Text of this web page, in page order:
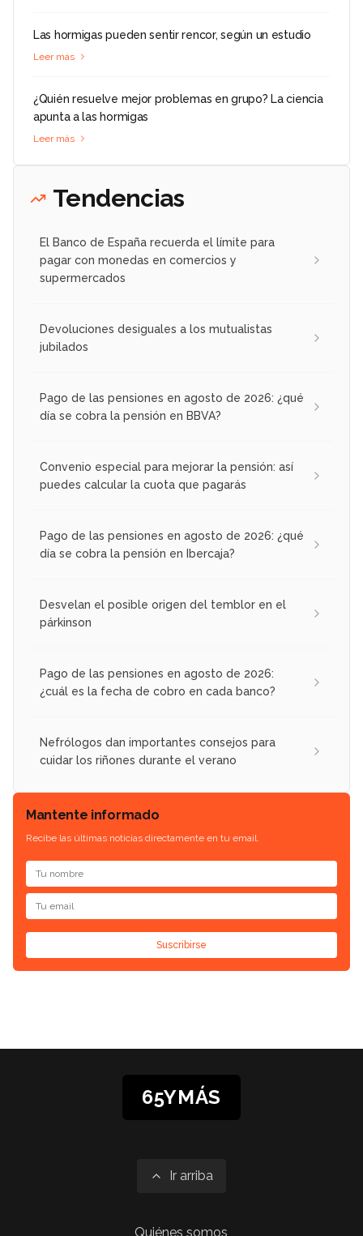
Las hormigas pueden sentir rencor, según un estudio
Leer más
¿Quién resuelve mejor problemas en grupo? La ciencia
apunta a las hormigas
Leer más
Tendencias
El Banco de España recuerda el límite para
pagar con monedas en comercios y
supermercados
Devoluciones desiguales a los mutualistas
jubilados
Pago de las pensiones en agosto de 2026: ¿qué
día se cobra la pensión en BBVA?
Convenio especial para mejorar la pensión: así
puedes calcular la cuota que pagarás
Pago de las pensiones en agosto de 2026: ¿qué
día se cobra la pensión en Ibercaja?
Desvelan el posible origen del temblor en el
párkinson
Pago de las pensiones en agosto de 2026:
¿cuál es la fecha de cobro en cada banco?
Nefrólogos dan importantes consejos para
cuidar los riñones durante el verano
Mantente informado
Recibe las últimas noticias directamente en tu email.
Suscribirse
65YMÁS
Ir arriba
Quiénes somos